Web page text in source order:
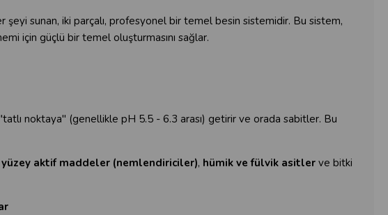
sunan, iki parçalı, profesyonel bir temel besin sistemidir. Bu sistem,
için güçlü bir temel oluşturmasını sağlar.
noktaya" (genellikle pH 5.5 - 6.3 arası) getirir ve orada sabitler. Bu
aktif maddeler (nemlendiriciler), hümik ve fülvik asitlerve bitki